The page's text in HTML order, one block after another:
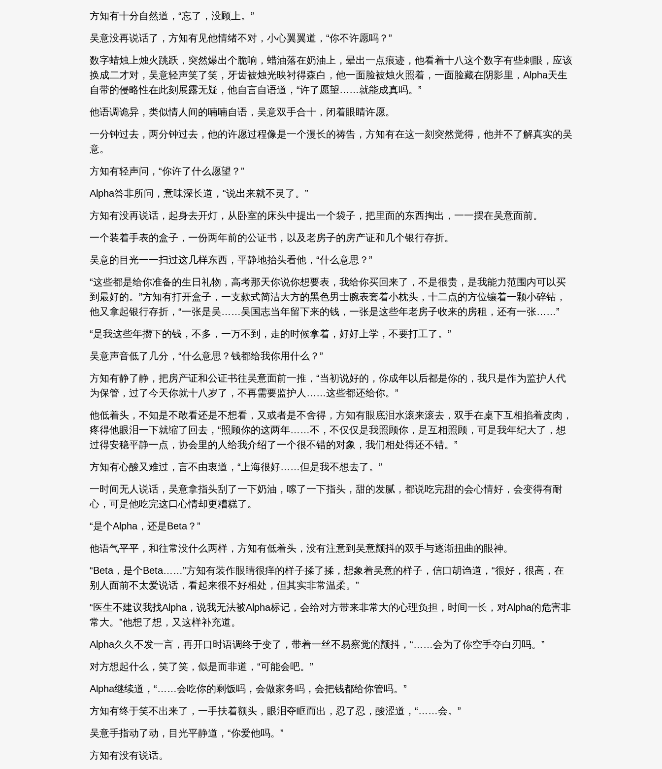
方知有十分自然道，“忘了，没顾上。”
吴意没再说话了，方知有见他情绪不对，小心翼翼道，“你不许愿吗？”
数字蜡烛上烛火跳跃，突然爆出个脆响，蜡油落在奶油上，晕出一点痕迹，他看着十八这个数字有些刺眼，应该
换成二才对，吴意轻声笑了笑，牙齿被烛光映衬得森白，他一面脸被烛火照着，一面脸藏在阴影里，Alpha天生
自带的侵略性在此刻展露无疑，他自言自语道，“许了愿望……就能成真吗。”
他语调诡异，类似情人间的喃喃自语，吴意双手合十，闭着眼睛许愿。
一分钟过去，两分钟过去，他的许愿过程像是一个漫长的祷告，方知有在这一刻突然觉得，他并不了解真实的吴
意。
方知有轻声问，“你许了什么愿望？”
Alpha答非所问，意味深长道，“说出来就不灵了。”
方知有没再说话，起身去开灯，从卧室的床头中提出一个袋子，把里面的东西掏出，一一摆在吴意面前。
一个装着手表的盒子，一份两年前的公证书，以及老房子的房产证和几个银行存折。
吴意的目光一一扫过这几样东西，平静地抬头看他，“什么意思？”
“这些都是给你准备的生日礼物，高考那天你说你想要表，我给你买回来了，不是很贵，是我能力范围内可以买
到最好的。”方知有打开盒子，一支款式简洁大方的黑色男士腕表套着小枕头，十二点的方位镶着一颗小碎钻，
他又拿起银行存折，“一张是吴……吴国志当年留下来的钱，一张是这些年老房子收来的房租，还有一张……”
“是我这些年攒下的钱，不多，一万不到，走的时候拿着，好好上学，不要打工了。”
吴意声音低了几分，“什么意思？钱都给我你用什么？”
方知有静了静，把房产证和公证书往吴意面前一推，“当初说好的，你成年以后都是你的，我只是作为监护人代
为保管，过了今天你就十八岁了，不再需要监护人……这些都还给你。”
他低着头，不知是不敢看还是不想看，又或者是不舍得，方知有眼底泪水滚来滚去，双手在桌下互相掐着皮肉，
疼得他眼泪一下就缩了回去，“照顾你的这两年……不，不仅仅是我照顾你，是互相照顾，可是我年纪大了，想
过得安稳平静一点，协会里的人给我介绍了一个很不错的对象，我们相处得还不错。”
方知有心酸又难过，言不由衷道，“上海很好……但是我不想去了。”
一时间无人说话，吴意拿指头刮了一下奶油，嗦了一下指头，甜的发腻，都说吃完甜的会心情好，会变得有耐
心，可是他吃完这口心情却更糟糕了。
“是个Alpha，还是Beta？”
他语气平平，和往常没什么两样，方知有低着头，没有注意到吴意颤抖的双手与逐渐扭曲的眼神。
“Beta，是个Beta……”方知有装作眼睛很痒的样子揉了揉，想象着吴意的样子，信口胡诌道，“很好，很高，在
别人面前不太爱说话，看起来很不好相处，但其实非常温柔。”
“医生不建议我找Alpha，说我无法被Alpha标记，会给对方带来非常大的心理负担，时间一长，对Alpha的危害非
常大。”他想了想，又这样补充道。
Alpha久久不发一言，再开口时语调终于变了，带着一丝不易察觉的颤抖，“……会为了你空手夺白刃吗。”
对方想起什么，笑了笑，似是而非道，“可能会吧。”
Alpha继续道，“……会吃你的剩饭吗，会做家务吗，会把钱都给你管吗。”
方知有终于笑不出来了，一手扶着额头，眼泪夺眶而出，忍了忍，酸涩道，“……会。”
吴意手指动了动，目光平静道，“你爱他吗。”
方知有没有说话。